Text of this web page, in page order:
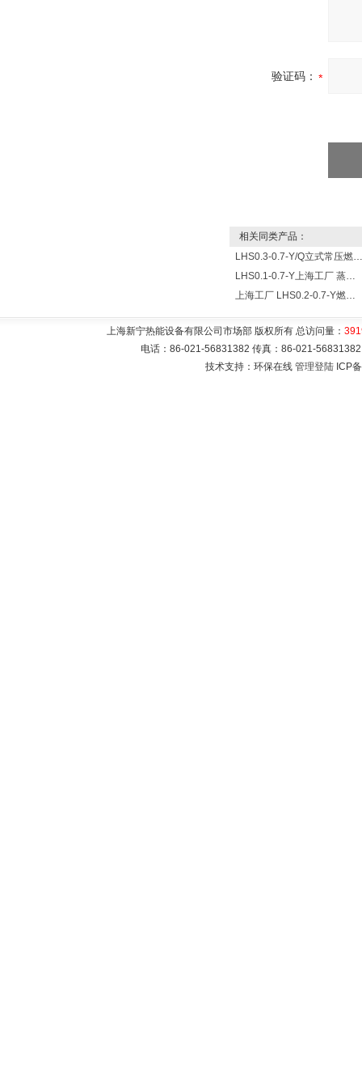
验证码：
相关同类产品：
LHS0.3-0.7-Y/Q立式常压燃油燃气蒸汽锅炉
LHS0.1-0.7-Y上海工厂 蒸汽量100KG立式燃油加热蒸汽锅炉
上海工厂 LHS0.2-0.7-Y燃油蒸汽锅炉
上海新宁热能设备有限公司市场部 版权所有 总访问量：
电话：86-021-56831382 传真：86-021-
技术支持：环保在线 管理登陆 ICP